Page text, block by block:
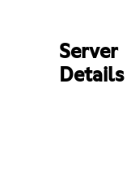
Server
Details